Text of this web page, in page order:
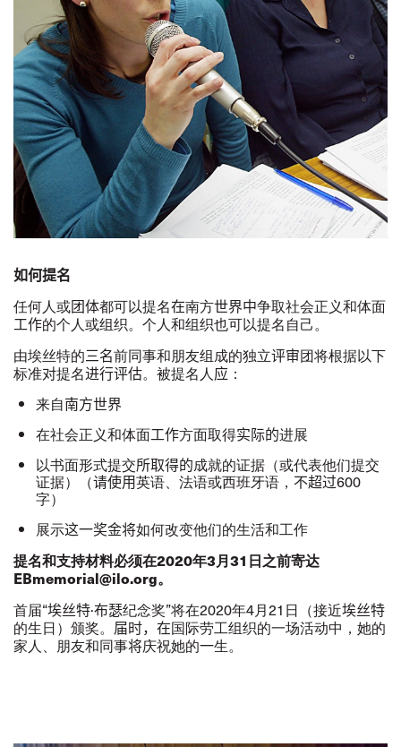
如何提名
任何人或团体都可以提名在南方世界中争取社会正义和体面
工作的个人或组织。个人和组织也可以提名自己。
由埃丝特的三名前同事和朋友组成的独立评审团将根据以下
标准对提名进行评估。被提名人应 ：
来自南方世界
在社会正义和体面工作方面取得实际的进展
以书面形式提交所取得的成就的证据（或代表他们提交
证据）（请使用英语、法语或西班牙语， 不超过600
字）
展示这一奖金将如何改变他们的生活和工作
提名和支持材料必须在2020年3月31 日之前寄达
EBmemorial@ilo.org。
首届“埃丝特·布瑟纪念奖”将在2020年4月21 日（接近埃丝特
的生日）颁奖。 届时，在国际劳工组织的一场活动中，她的
家人、朋友和同事将庆祝她的一生。